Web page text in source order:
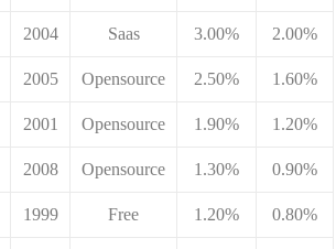
2004 Saas 3.00% 2.00%
2005 Opensource 2.50% 1.60%
2001 Opensource 1.90% 1.20%
2008 Opensource 1.30% 0.90%
1999 Free 1.20% 0.80%